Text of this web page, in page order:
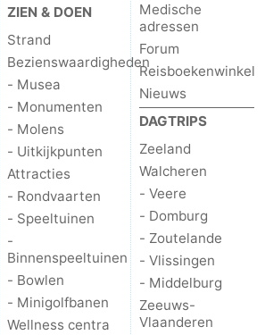
ZIEN & DOEN
Strand
Bezienswaardigheden
- Musea
- Monumenten
- Molens
- Uitkijkpunten
Attracties
- Rondvaarten
- Speeltuinen
-
Binnenspeeltuinen
- Bowlen
- Minigolfbanen
Wellness centra
Medische
adressen
Forum
Reisboekenwinkel
Nieuws
DAGTRIPS
Zeeland
Walcheren
- Veere
- Domburg
- Zoutelande
- Vlissingen
- Middelburg
Zeeuws-
Vlaanderen